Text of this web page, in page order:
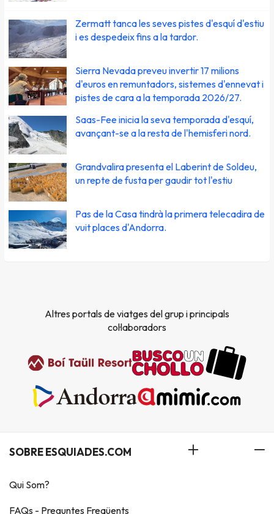
Zermatt tanca les seves pistes d'esquí d'estiu
i es despedeix fins a la tardor.
Sierra Nevada preveu invertir 17 milions
d'euros en remuntadors, sistemes d'ennevat i
pistes de cara a la temporada 2026/27.
Saas-Fee inicia la seva temporada d'esquí,
avançant-se a la resta de l'hemisferi nord.
Grandvalira presenta el Laberint de Soldeu,
un repte de fusta per gaudir tot l'estiu
Pas de la Casa tindrà la primera telecadira de
vuit places d'Andorra.
Altres portals de viatges del grup i principals
col·laboradors
SOBRE ESQUIADES.COM
Qui Som?
FAQs - Preguntes Freqüents